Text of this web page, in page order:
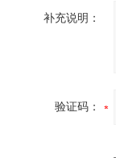
补充说明：
验证码：